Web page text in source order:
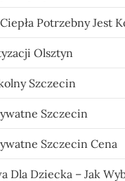
Potrzebny Jest
Olsztyn
Szczecin
Szczecin
Szczecin Cena
Dla Dziecka – Jak